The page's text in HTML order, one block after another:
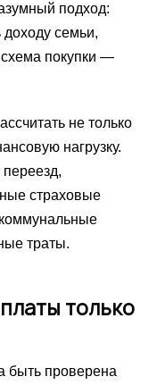
подход:
семьи,
покупки —
не только
нагрузку.
страховые
траты.
только
быть проверена